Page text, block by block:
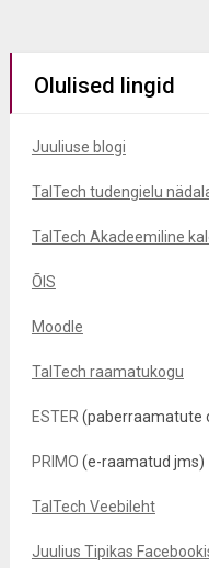
Olulised lingid
Juuliuse blogi
TalTech tudengielu
TalTech Akadeemiline
ÕIS
Moodle
TalTech raamatukogu
ESTER (paberraamatute
PRIMO (e-raamatud jms)
TalTech Veebileht
Juulius Tipikas